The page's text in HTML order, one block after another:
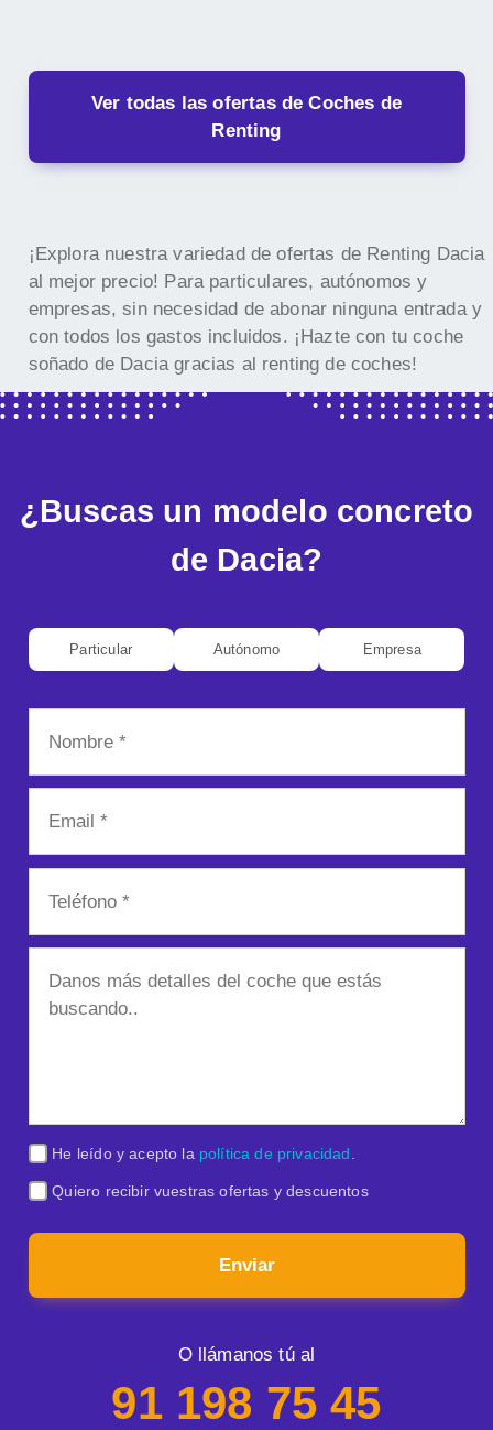
Ver todas las ofertas de Coches de
Renting
¡Explora nuestra variedad de ofertas de Renting Dacia
al mejor precio! Para particulares, autónomos y
empresas, sin necesidad de abonar ninguna entrada y
con todos los gastos incluidos. ¡Hazte con tu coche
soñado de Dacia gracias al renting de coches!
¿Buscas un modelo concreto
de Dacia?
Particular Autónomo Empresa
He leído y acepto la política de privacidad.
Quiero recibir vuestras ofertas y descuentos
Enviar
O llámanos tú al
91 198 75 45